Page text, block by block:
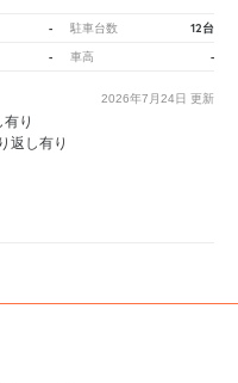
- 駐車台数 12台
- 車高 -
2026年7月24日 更新
り
返し有り